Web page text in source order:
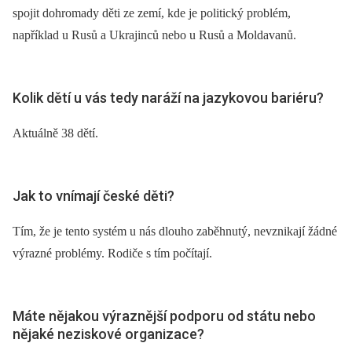
spojit dohromady děti ze zemí, kde je politický problém,
například u Rusů a Ukrajinců nebo u Rusů a Moldavanů.
Kolik dětí u vás tedy naráží na jazykovou bariéru?
Aktuálně 38 dětí.
Jak to vnímají české děti?
Tím, že je tento systém u nás dlouho zaběhnutý, nevznikají žádné
výrazné problémy. Rodiče s tím počítají.
Máte nějakou výraznější podporu od státu nebo
nějaké neziskové organizace?